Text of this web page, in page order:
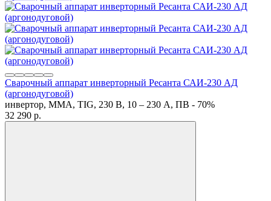
Сварочный аппарат инверторный Ресанта САИ-230 АД
(аргонодуговой)
инвертор, MMA, TIG, 230 В, 10 – 230 А, ПВ - 70%
32 290 p.